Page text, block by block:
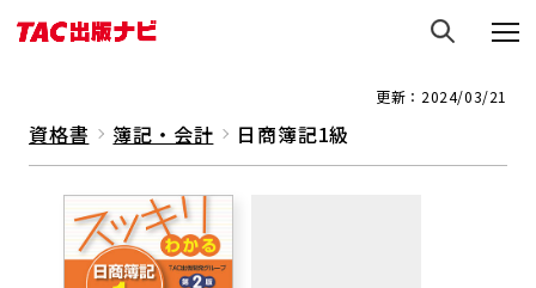
更新：2024/03/21
資格書 簿記・会計 日商簿記1級